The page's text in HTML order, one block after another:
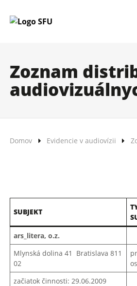
Zoznam
Domov Evidencie v audiovízii
SUBJEKT
ars_litera, o.z.
Mlynská dolina 41 Bratislava 811
02
začiatok činnosti: 29.06.2009